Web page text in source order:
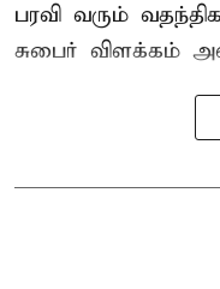
பரவி வரும்
சுபைர் விளக்கம்